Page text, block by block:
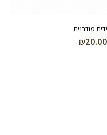
ידית מודרנית
₪20.00